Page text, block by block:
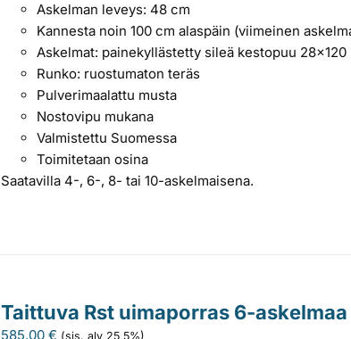
Askelman leveys: 48 cm
Kannesta noin 100 cm alaspäin (viimeinen
Askelmat: painekyllästetty sileä kestopuu 28x120
Runko: ruostumaton teräs
Pulverimaalattu musta
Nostovipu mukana
Valmistettu Suomessa
Toimitetaan osina
Saatavilla 4-, 6-, 8- tai 10-askelmaisena.
Taittuva Rst uimaporras 6-askelmaa
585,00€ (sis. alv 25,5%)